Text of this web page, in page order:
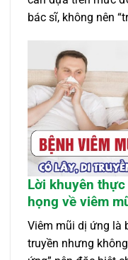
bác sĩ, không nên
Lời khuyên
họng về viêm
Viêm mũi dị ứng là
truyền nhưng